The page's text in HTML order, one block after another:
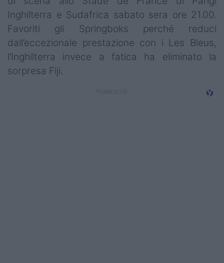
Mercato
Serie A Elite
Campionati
Inghilterra e Sudafrica sabato sera ore 21.00.
Favoriti gli Springboks perché reduci
dall’eccezionale prestazione con i Les Bleus,
l’Inghilterra invece a fatica ha eliminato la
sorpresa Fiji.